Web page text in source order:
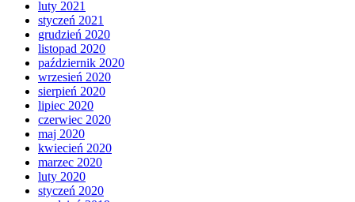
luty 2021
styczeń 2021
grudzień 2020
listopad 2020
październik 2020
wrzesień 2020
sierpień 2020
lipiec 2020
czerwiec 2020
maj 2020
kwiecień 2020
marzec 2020
luty 2020
styczeń 2020